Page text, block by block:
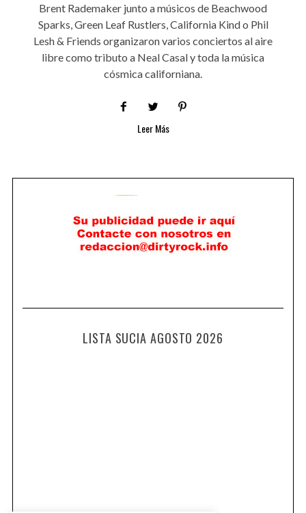
Brent Rademaker junto a músicos de Beachwood
Sparks, Green Leaf Rustlers, California Kind o Phil
Lesh & Friends organizaron varios conciertos al aire
libre como tributo a Neal Casal y toda la música
cósmica californiana.
Leer Más
LISTA SUCIA AGOSTO 2026